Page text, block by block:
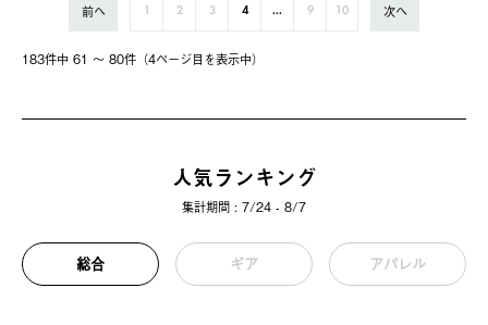
183件中 61 〜 80件（4ページ⽬を表⽰中）
前へ 2 3 4 ... 9 10 次へ
人気ランキング
集計期間 : 7/24 - 8/7
総合 ギア アパレル